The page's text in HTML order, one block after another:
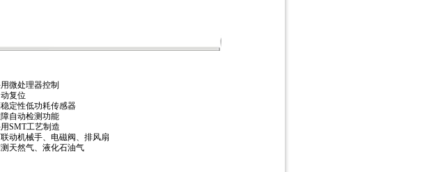
微处理器控制
复位
定性低功耗传感器
自动检测功能
SMT工艺制造
动机械手、电磁阀、排风扇
天然气、液化石油气